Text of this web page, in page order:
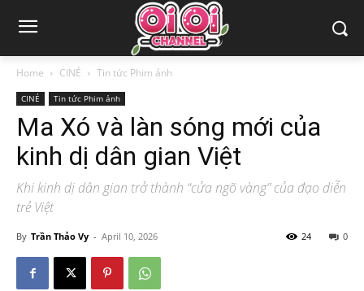
Home CINÉ Tin tức Phim ảnh
CINÉ Tin tức Phim ảnh
Ma Xó và làn sóng mới của
kinh dị dân gian Việt
Khi kinh dị dân gian trở thành “cửa ngõ vàng” của đạo diễn
trẻ Việt
By Trần Thảo Vy - April 10, 2026 0
24